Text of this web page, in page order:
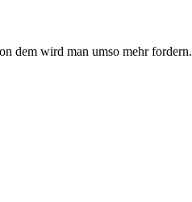
dem wird man umso mehr fordern.